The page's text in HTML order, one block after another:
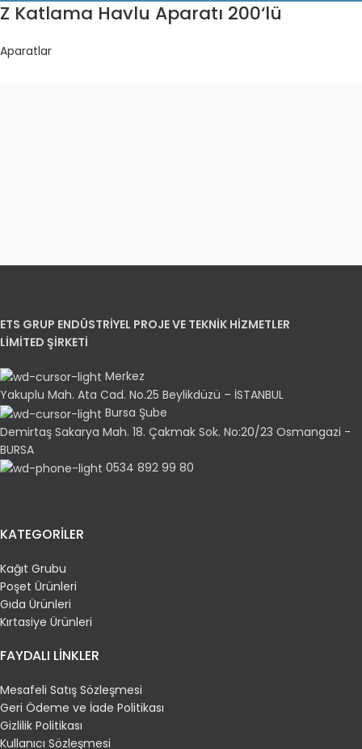
Z Katlama Havlu Aparatı 200‘lü
Aparatlar
ETS GRUP ENDÜSTRİYEL PROJE VE TEKNİK HİZMETLER
LİMİTED ŞİRKETİ
Merkez
Yakuplu Mah. Ata Cad. No.25 Beylikdüzü – İSTANBUL
Bursa Şube
Demirtaş Sakarya Mah. 18. Çakmak Sok. No:20/23 Osmangazi -
BURSA
0534 892 99 80
KATEGORİLER
Kağıt Grubu
Poşet Ürünleri
Gıda Ürünleri
Kırtasiye Ürünleri
FAYDALI LİNKLER
Mesafeli Satış Sözleşmesi
Geri Ödeme ve İade Politikası
Gizlilik Politikası
Kullanıcı Sözleşmesi